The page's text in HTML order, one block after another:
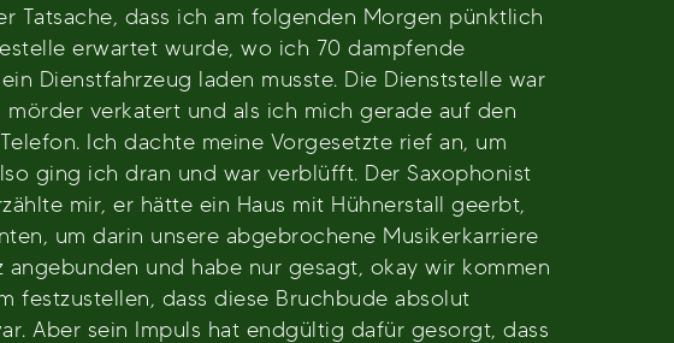
Tatsache, dass ich am folgenden Morgen pünktlich
erwartet wurde, wo ich 70 dampfende
Dienstfahrzeug laden musste. Die Dienststelle war
verkatert und als ich mich gerade auf den
Ich dachte meine Vorgesetzte rief an, um
ging ich dran und war verblüfft. Der Saxophonist
mir, er hätte ein Haus mit Hühnerstall geerbt,
um darin unsere abgebrochene Musikerkarriere
und habe nur gesagt, okay wir kommen
festzustellen, dass diese Bruchbude absolut
Aber sein Impuls hat endgültig dafür gesorgt, dass